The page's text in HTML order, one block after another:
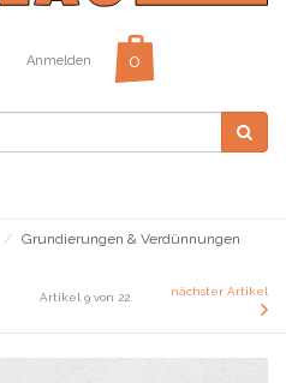
Anmelden
Grundierungen & Verdünnungen
Artikel 9 von 22 nächster Artikel